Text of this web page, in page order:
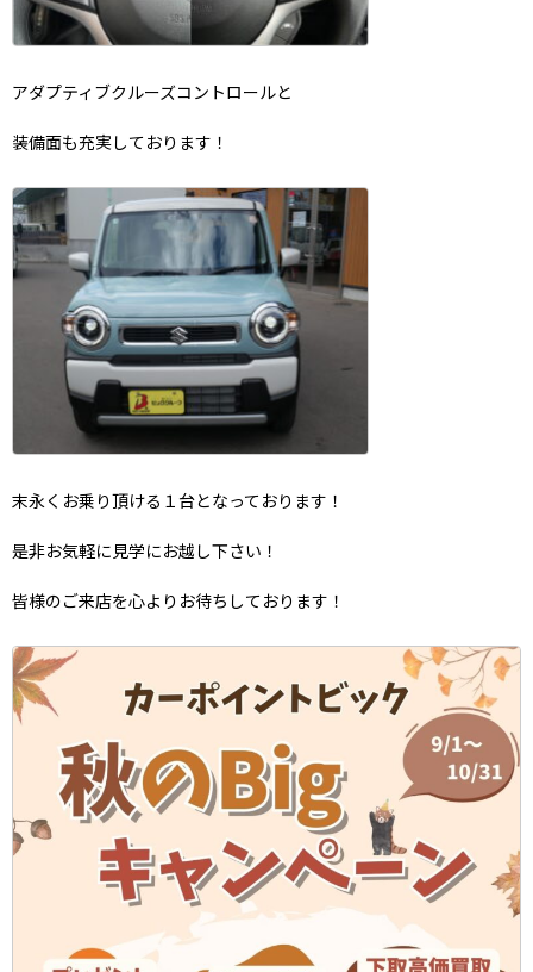
アダプティブクルーズコントロールと
装備面も充実しております！
末永くお乗り頂ける１台となっております！
是非お気軽に見学にお越し下さい！
皆様のご来店を心よりお待ちしております！